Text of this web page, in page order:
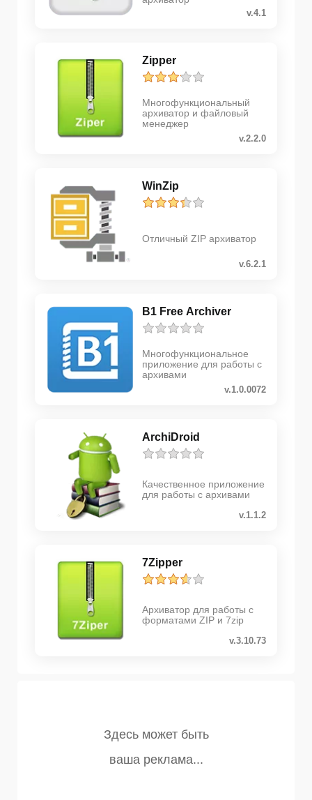
v.4.1
Zipper
Многофункциональный
архиватор и файловый
менеджер
v.2.2.0
WinZip
Отличный ZIP архиватор
v.6.2.1
B1 Free Archiver
Многофункциональное
приложение для работы с
архивами
v.1.0.0072
ArchiDroid
Качественное приложение
для работы с архивами
v.1.1.2
7Zipper
Архиватор для работы с
форматами ZIP и 7zip
v.3.10.73